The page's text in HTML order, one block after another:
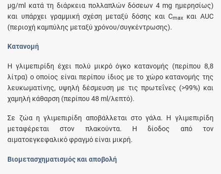
μg/ml κατά τη διάρκεια πολλαπλών δόσεων 4 mg ημερησίως)
και υπάρχει γραμμική σχέση μεταξύ δόσης και Cmax
και AUC
(περιοχή καμπύλης μεταξύ χρόνου/συγκέντρωσης).
Κατανομή
Η γλιμεπιρίδη έχει πολύ μικρό όγκο κατανομής (περίπου 8,8
λίτρα) ο οποίος είναι περίπου ίδιος με το χώρο κατανομής της
λευκωματίνης, υψηλή δέσμευση με τις πρωτεΐνες (>99%) και
χαμηλή κάθαρση (περίπου 48 ml/λεπτό).
Σε ζώα η γλιμεπιρίδη αποβάλλεται στο γάλα. Η γλιμεπιρίδη
μεταφέρεται στον πλακούντα. Η δίοδος από τον
αιματοεγκεφαλικό φραγμό είναι μικρή.
Βιομετασχηματισμός και αποβολή